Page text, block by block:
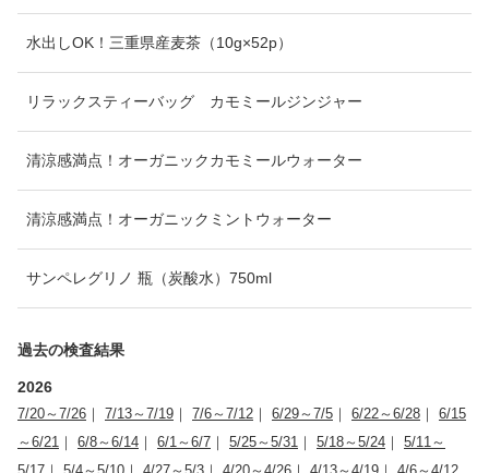
水出しOK！三重県産麦茶（10g×52p）
リラックスティーバッグ カモミールジンジャー
清涼感満点！オーガニックカモミールウォーター
清涼感満点！オーガニックミントウォーター
サンペレグリノ 瓶（炭酸水）750ml
過去の検査結果
2026
7/20～7/26 ｜ 7/13～7/19 ｜ 7/6～7/12 ｜ 6/29～7/5 ｜ 6/22～6/28 ｜ 6/15
～6/21 ｜ 6/8～6/14 ｜ 6/1～6/7 ｜ 5/25～5/31 ｜ 5/18～5/24 ｜ 5/11～